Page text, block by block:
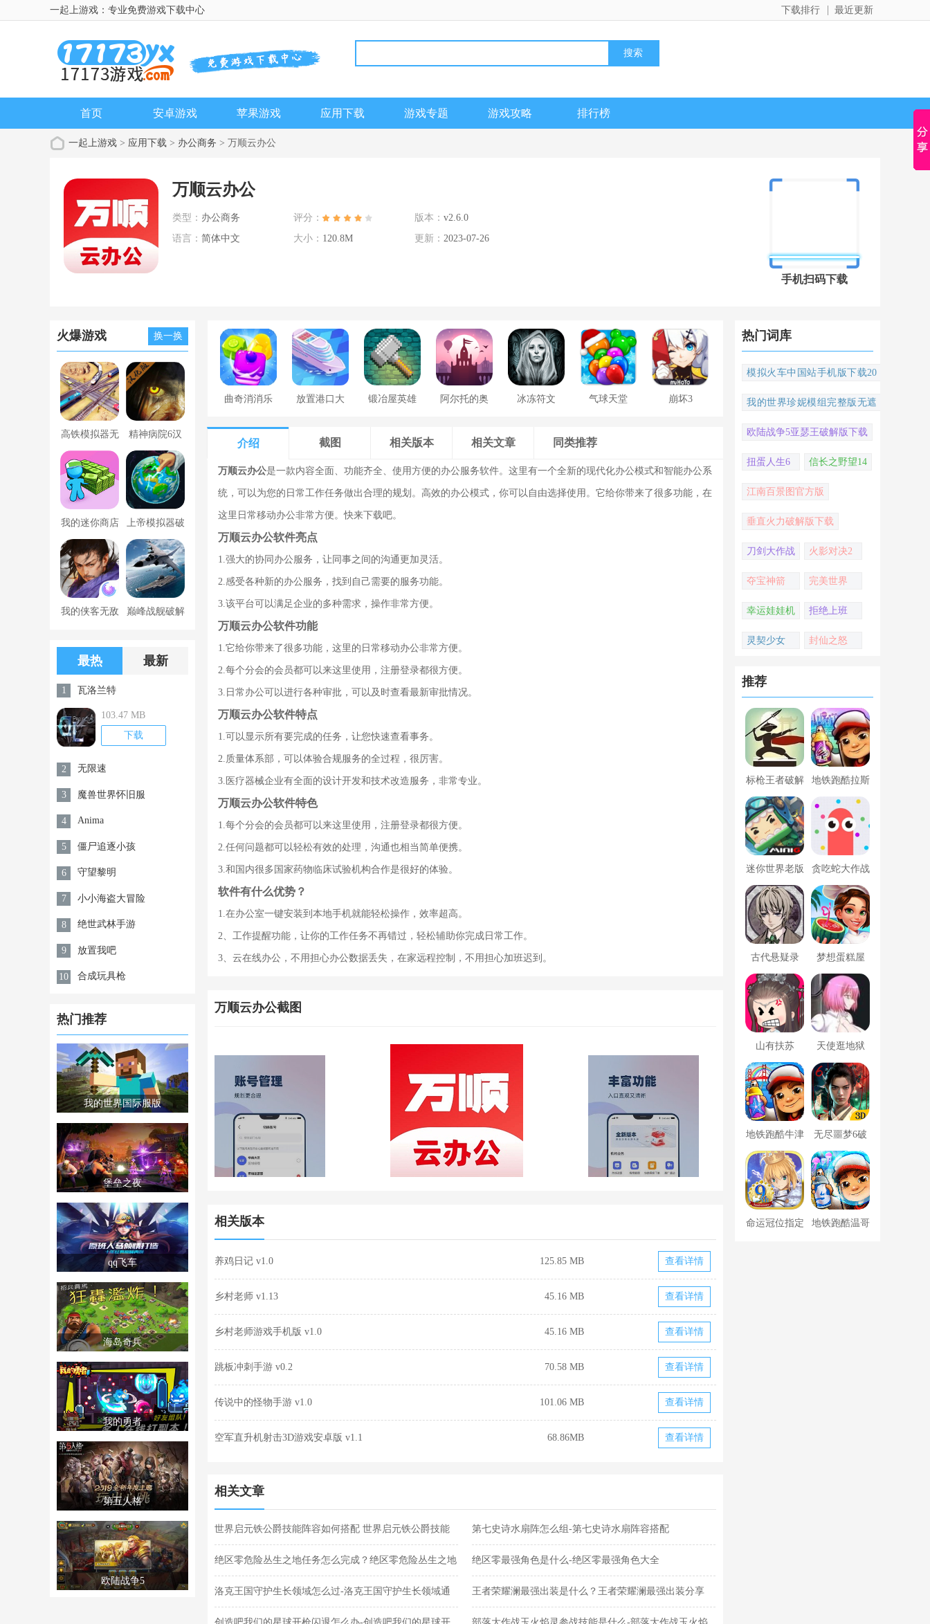
一起上游戏：专业免费游戏下载中心 最近更新
下载排行
首页 安卓游戏 苹果游戏 应用下载 游戏专题 游戏攻略 排行榜
一起上游戏 > 应用下载 > 办公商务 > 万顺云办公
万顺云办公
类型： 办公商务 评分： 版本： v2.6.0
语言： 简体中文 大小： 120.8M 更新： 2023-07-26
手机扫码下载
火爆游戏 换一换
高铁模拟器无
限金币版
精神病院6汉
化版下载
我的迷你商店
破解版无限金
币版下载中文
上帝模拟器破
解版全解锁无
广告
我的侠客无敌 巅峰战舰破解
限钻石
最热 最新
1 瓦洛兰特
103.47 MB
下载
2 无限速
3 魔兽世界怀旧服
4 Anima
5 僵尸追逐小孩
6 守望黎明
7 小小海盗大冒险
8 绝世武林手游
9 放置我吧
10 合成玩具枪
热门推荐
我的世界国际服版
堡垒之夜
qq飞车
海岛奇兵
我的勇者
第五人格
欧陆战争5
曲奇消消乐 放置港口大 锻冶屋英雄 阿尔托的奥 冰冻符文 气球天堂 崩坏3
介绍 截图 相关版本 相关文章 同类推荐
万顺云办公是一款内容全面、功能齐全、使用方便的办公服务软件。这里有一个全新的现代化办公模式和智能办公系
统，可以为您的日常工作任务做出合理的规划。高效的办公模式，你可以自由选择使用。它给你带来了很多功能，在
这里日常移动办公非常方便。快来下载吧。
万顺云办公软件亮点
1.强大的协同办公服务，让同事之间的沟通更加灵活。
2.感受各种新的办公服务，找到自己需要的服务功能。
3.该平台可以满足企业的多种需求，操作非常方便。
万顺云办公软件功能
1.它给你带来了很多功能，这里的日常移动办公非常方便。
2.每个分会的会员都可以来这里使用，注册登录都很方便。
3.日常办公可以进行各种审批，可以及时查看最新审批情况。
万顺云办公软件特点
1.可以显示所有要完成的任务，让您快速查看事务。
2.质量体系部，可以体验合规服务的全过程，很厉害。
3.医疗器械企业有全面的设计开发和技术改造服务，非常专业。
万顺云办公软件特色
1.每个分会的会员都可以来这里使用，注册登录都很方便。
2.任何问题都可以轻松有效的处理，沟通也相当简单便携。
3.和国内很多国家药物临床试验机构合作是很好的体验。
软件有什么优势？
1.在办公室一键安装到本地手机就能轻松操作，效率超高。
2、工作提醒功能，让你的工作任务不再错过，轻松辅助你完成日常工作。
3、云在线办公，不用担心办公数据丢失，在家远程控制，不用担心加班迟到。
万顺云办公截图
相关版本
养鸡日记 v1.0 125.85 MB 查看详情
乡村老师 v1.13 45.16 MB 查看详情
乡村老师游戏手机版 v1.0 45.16 MB 查看详情
跳板冲刺手游 v0.2 70.58 MB 查看详情
传说中的怪物手游 v1.0 101.06 MB 查看详情
空军直升机射击3D游戏安卓版 v1.1 68.86MB 查看详情
相关文章
世界启元铁公爵技能阵容如何搭配 世界启元铁公爵技能
阵容搭配合集
第七史诗水扇阵怎么组-第七史诗水扇阵容搭配
绝区零危险丛生之地任务怎么完成？绝区零危险丛生之地
任务完成攻略
绝区零最强角色是什么-绝区零最强角色大全
洛克王国守护生长领域怎么过-洛克王国守护生长领域通
关攻略
王者荣耀澜最强出装是什么？王者荣耀澜最强出装分享
热门词库
模拟火车中国站手机版下载20
我的世界珍妮模组完整版无遮
欧陆战争5亚瑟王破解版下载
扭蛋人生6 信长之野望14
江南百景图官方版
垂直火力破解版下载
刀剑大作战 火影对决2
夺宝神箭 完美世界
幸运娃娃机 拒绝上班
灵契少女 封仙之怒
推荐
标枪王者破解
版无限金币钻
石内置菜单
地铁跑酷拉斯
维加斯新触控
内置菜单版
迷你世界老版
本下载
贪吃蛇大作战
破解版
古代悬疑录 梦想蛋糕屋
山有扶苏 天使逛地狱
地铁跑酷牛津
版内置菜单
无尽噩梦6破
解版内置菜单
MOD修改器
命运冠位指定 地铁跑酷温哥